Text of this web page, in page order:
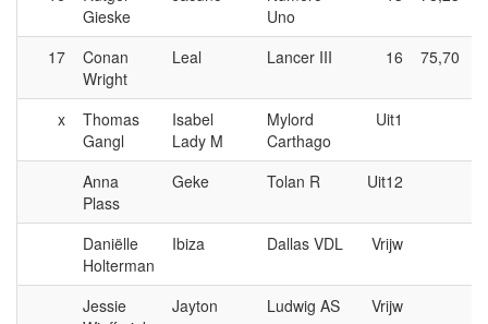
Gieske
Uno
17
Conan
Wright
Leal Lancer III 16 75,70
x
Thomas
Gangl
Isabel
Lady M
Mylord
Carthago
Uit1
Anna
Plass
Geke Tolan R Uit12
Daniëlle
Holterman
Ibiza Dallas VDL Vrijw
Jessie
Jayton Ludwig AS Vrijw